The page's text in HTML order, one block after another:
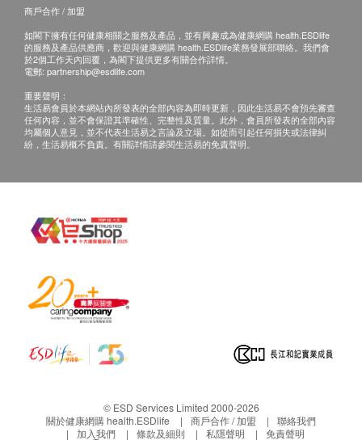
商戶合作 / 加盟
如閣下擁有任何健康相關之服務及產品，並有興趣成為健康網購 health.ESDlife
的服務及產品供應商，歡迎與健康網購 health.ESDlife業務發展部聯絡。我們會
於2個工作天內回覆，為閣下提供更多有關合作詳情。
電郵: partnership@esdlife.com
重要聲明：
生活易會員於本網站內所發表的全部內容為即時更新，因此生活易不會預先審查
任何內容，並不會保證其準確性、完整性及質量。此外，會員所發表的全部內容
均屬個人意見，並不代表生活易之言論及立場。如從而引起任何損失或法律糾
紛，生活易概不負責。有關詳情請參閱生活易的免責聲明。
© ESD Services Limited 2000-2026
關於健康網購 health.ESDlife
商戶合作 / 加盟
聯絡我們
加入我們
條款及細則 私隱聲明
免責聲明